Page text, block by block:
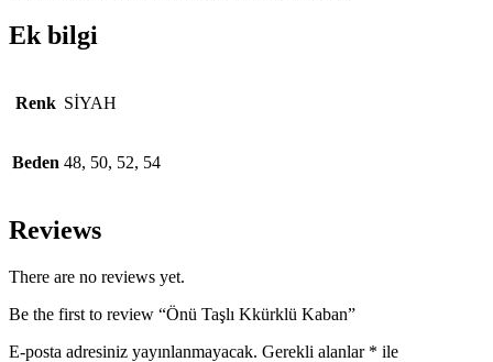
Ek bilgi
Renk SİYAH
Beden 48, 50, 52, 54
Reviews
There are no reviews yet.
Be the first to review “Önü Taşlı Kkürklü Kaban”
E-posta adresiniz yayınlanmayacak. Gerekli alanlar * ile